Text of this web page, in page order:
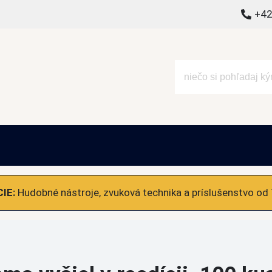
Hudobné nástroje, zvuková technika a príslušenstvo od